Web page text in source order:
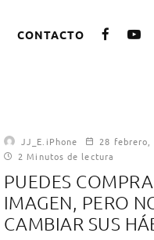
CONTACTO
JJ_E.iPhone
28 febrero,
2 Minutos de lectura
PUEDES
IMAGEN, PERO
CAMBIAR SUS